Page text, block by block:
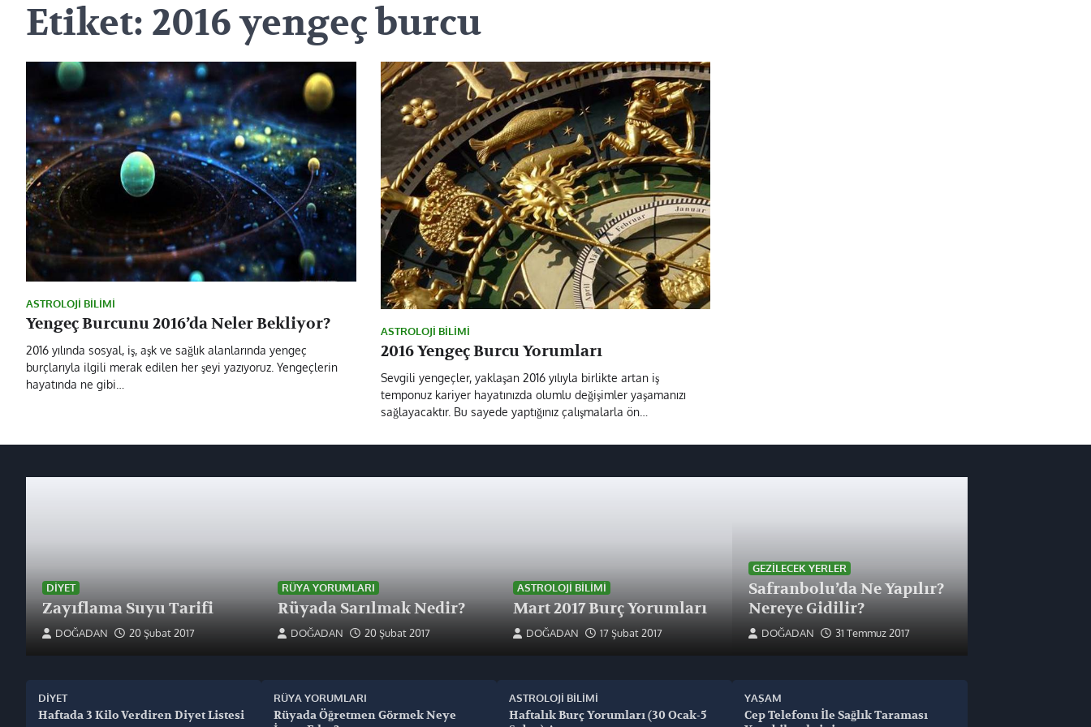
Etiket: 2016 yengeç burcu
ASTROLOJI BILIMI
Yengeç Burcunu 2016’da Neler Bekliyor?
2016 yılında sosyal, iş, aşk ve sağlık alanlarında yengeç
burçlarıyla ilgili merak edilen her şeyi yazıyoruz. Yengeçlerin
hayatında ne gibi…
ASTROLOJI BILIMI
2016 Yengeç Burcu Yorumları
Sevgili yengeçler, yaklaşan 2016 yılıyla birlikte artan iş
temponuz kariyer hayatınızda olumlu değişimler yaşamanızı
sağlayacaktır. Bu sayede yaptığınız çalışmalarla ön…
DIYET
Zayıflama Suyu Tarifi
DOĞADAN 20 Şubat 2017
DIYET
Haftada 3 Kilo Verdiren Diyet Listesi
RÜYA YORUMLARI
Rüyada Sarılmak Nedir?
DOĞADAN 20 Şubat 2017
RÜYA YORUMLARI
Rüyada Öğretmen Görmek Neye
ASTROLOJI BILIMI
Mart 2017 Burç Yorumları
DOĞADAN 17 Şubat 2017
ASTROLOJI BILIMI
Haftalık Burç Yorumları (30 Ocak-5
GEZILECEK YERLER
Safranbolu’da Ne Yapılır?
Nereye Gidilir?
DOĞADAN 31 Temmuz 2017
YAŞAM
Cep Telefonu İle Sağlık Taraması